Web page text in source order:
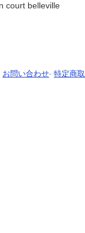
court belleville
お問い合わせ- 特定商